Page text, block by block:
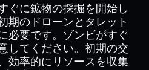
ぐに鉱物の採掘を開始し
期のドローンとタレット
必要です。ゾンビがすぐ
してください。初期の交
効率的にリソースを収集